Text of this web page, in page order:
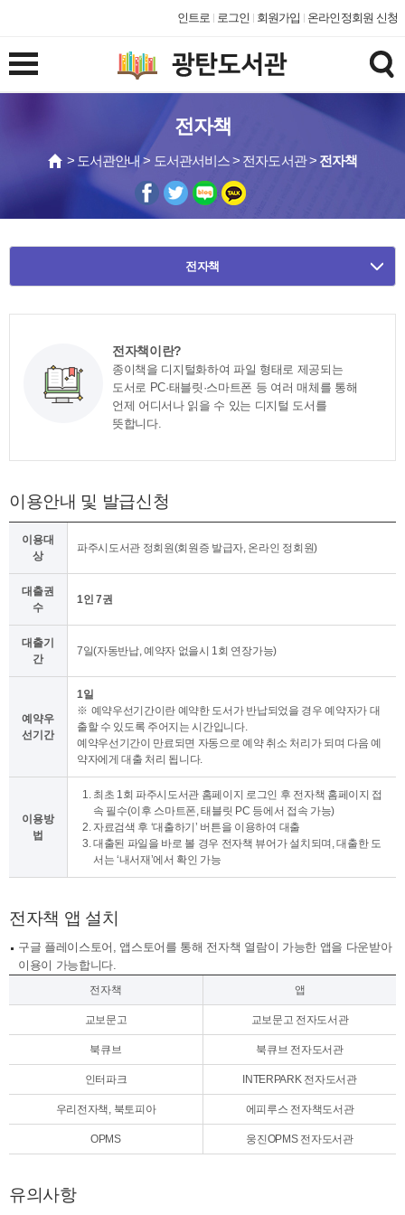
인트로 로그인 회원가입 온라인정회원 신청
전자책
> 도서관안내 > 도서관서비스 > 전자도서관 > 전자책
전자책
전자책이란?
종이책을 디지털화하여 파일 형태로 제공되는
도서로 PC·태블릿·스마트폰 등 여러 매체를 통해
언제 어디서나 읽을 수 있는 디지털 도서를
뜻합니다.
이용안내 및 발급신청
이용대
상
파주시도서관 정회원(회원증 발급자, 온라인 정회원)
대출권
수
1인 7권
대출기
간
7일(자동반납, 예약자 없을시 1회 연장가능)
예약우
선기간
1일
예약우선기간이란 예약한 도서가 반납되었을 경우 예약자가 대
출할 수 있도록 주어지는 시간입니다.
예약우선기간이 만료되면 자동으로 예약 취소 처리가 되며 다음 예
약자에게 대출 처리 됩니다.
이용방
법
최초 1회 파주시도서관 홈페이지 로그인 후 전자책 홈페이지 접
속 필수(이후 스마트폰, 태블릿 PC 등에서 접속 가능)
자료검색 후 ‘대출하기’ 버튼을 이용하여 대출
대출된 파일을 바로 볼 경우 전자책 뷰어가 설치되며, 대출한 도
서는 ‘내서재’에서 확인 가능
전자책 앱 설치
구글 플레이스토어, 앱스토어를 통해 전자책 열람이 가능한 앱을 다운받아
이용이 가능합니다.
전자책 앱
교보문고 교보문고 전자도서관
북큐브 북큐브 전자도서관
인터파크 INTERPARK 전자도서관
우리전자책, 북토피아 에피루스 전자책도서관
OPMS 웅진OPMS 전자도서관
유의사항